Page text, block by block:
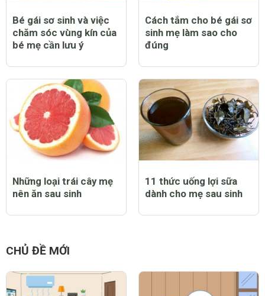
Bé gái sơ sinh và việc
chăm sóc vùng kín của
bé mẹ cần lưu ý
Cách tắm cho bé gái sơ
sinh mẹ làm sao cho
đúng
Những loại trái cây mẹ
nên ăn sau sinh
11 thức uống lợi sữa
dành cho mẹ sau sinh
CHỦ ĐỀ MỚI